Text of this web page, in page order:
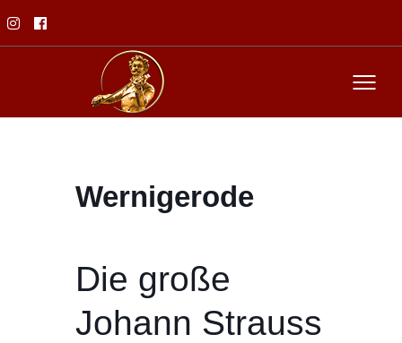
Wernigerode
Die große
Johann Strauss